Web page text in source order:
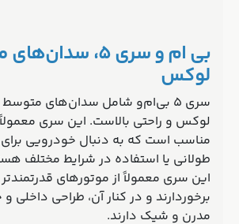
بی ام و سری 5،
لوکس
سری 5 بی‌ام‌و شامل سدان‌های
لوکس و راحتی بالاست. این سری معمولاً
مناسب است که به دنبال خودرویی
طولانی یا استفاده در شرایط مختلف
این سری معمولاً از موتورهای
برخوردارند و در کنار آن، طراحی داخلی
مدرن و شیک دارند.